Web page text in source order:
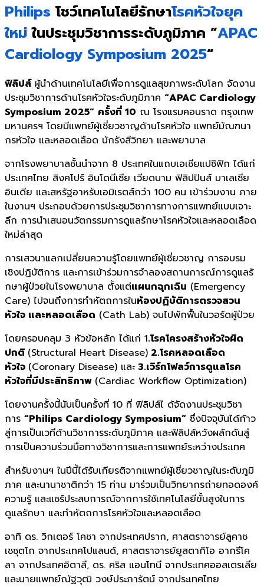
Philips โชว์เทคโนโลยีรักษาโรคหัวใจยุค
ใหม่ในประชุมวิชาการระดับภูมิภาค “APAC
Cardiology Symposium 2025“
ฟิลิปส์ ผู้นำด้านเทคโนโลยีเพื่อการดูแลสุขภาพระดับโลก จัดงาน
ประชุมวิชาการด้านโรคหัวใจระดับภูมิภาค “APAC Cardiology
Symposium 2025” ครั้งที่ 10 ณ โรงแรมคอนราด กรุงเทพ
มหานครฯ โดยมีแพทย์ผู้เชี่ยวชาญด้านโรคหัวใจ แพทย์มัณฑนา
กรหัวใจ และหลอดเลือด นักรังสีวิทยา และพยาบาล
จากโรงพยาบาลชั้นนำจาก 8 ประเทศในแถบเอเชียแปซิฟิก ได้แก่
ประเทศไทย สิงคโปร์ อินโดนีเซีย เวียดนาม ฟิลิปปินส์ มาเลเซีย
อินเดีย และสหรัฐอาหรับเอมิเรตส์กว่า 100 คน เข้าร่วมงาน ภาย
ในงานฯ ประกอบด้วยการประชุมวิชาการทางการแพทย์แบบเจาะ
ลึก การนำเสนอนวัตกรรมการดูแลรักษาโรคหัวใจและหลอดเลือด
ใหม่ล่าสุด
การเสวนาแลกเปลี่ยนความรู้โดยแพทย์ผู้เชี่ยวชาญ การอบรม
เชิงปฏิบัติการ และการเข้าร่วมการจำลองสถานการณ์การดูแลรั
กษาผู้ป่วยในโรงพยาบาล ตั้งแต่แผนกฉุกเฉิน (Emergency
Care) ไปจนถึงการทำหัตถการในห้องปฏิบัติการตรวจสวน
หัวใจ และหลอดเลือด (Cath Lab) จนไปพักฟื้นในวอร์ดผู้ป่วย
โดยครอบคลุม 3 หัวข้อหลัก ได้แก่ 1.โรคโครงสร้างหัวใจผิด
ปกติ (Structural Heart Disease) 2.โรคหลอดเลือด
หัวใจ (Coronary Disease) และ 3.เวิร์กโฟลว์การดูแลโรค
หัวใจที่มีประสิทธิภาพ (Cardiac Workflow Optimization)
โดยงานครั้งนี้นับเป็นครั้งที่ 10 ที่ ฟิลิปส์ไ ด้จัดงานประชุมวิชา
การ “Philips Cardiology Symposium” ซึ่งปัจจุบันได้ก้าว
สู่การเป็นเวทีด้านวิชาการระดับภูมิภาค และฟิลิปส์หวังผลักดันสู่
การเป็นความร่วมมือทางวิชาการและการแพทย์ระหว่างประเทศ
สำหรับงานฯ ในปีนี้ได้รับเกียรติจากแพทย์ผู้เชี่ยวชาญในระดับภูมิ
ภาค และนานาชาติกว่า 15 ท่าน มาร่วมเป็นวิทยากรถ่ายทอดองค์
ความรู้ และแชร์ประสบการณ์จากการใช้เทคโนโลยีขั้นสูงในการ
ดูแลรักษา และทำหัตถการโรคหัวใจและหลอดเลือด
อาทิ ดร. วิกเตอร์ โคชา จากประเทศปราก, ศาสตราจารย์ลูคาช
เชซุตโก จากประเทศโปแลนด์, ศาสตราจารย์ยูสตากิโอ อากรีโค
ลา จากประเทศอิตาลี, ดร. คริส แอนโทนี จากประเทศออสเตรเลีย
และนายแพทย์ณัฐวุฒิ วงษ์ประภารัตน์ จากประเทศไทย